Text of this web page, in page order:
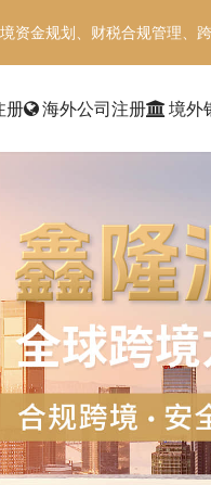
金规划、财税合规管理、
册 海外公司注册 境外